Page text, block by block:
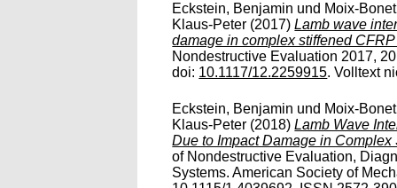
Eckstein, Benjamin und Moix-
Klaus-Peter (2017)Lamb wave
damage in complex stiffened
Nondestructive Evaluation 2017,
doi: 10.1117/12.2259915. Volltext
Eckstein, Benjamin und Moix-
Klaus-Peter (2018)Lamb Wave
Due to Impact Damage in
of Nondestructive Evaluation,
Systems. American Society of